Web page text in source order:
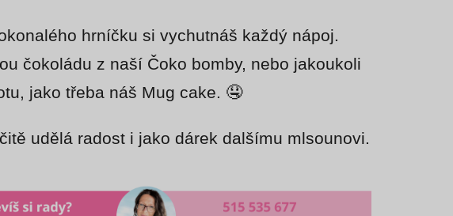
hrníčku si vychutnáš každý nápoj.
čokoládu z naší Čoko bomby, nebo jakoukoli
jako třeba náš Mug cake. 🤤
udělá radost i jako dárek dalšímu mlsounovi.